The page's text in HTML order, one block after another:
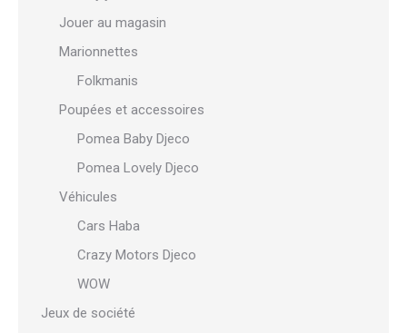
Jouer au magasin
Marionnettes
Folkmanis
Poupées et accessoires
Pomea Baby Djeco
Pomea Lovely Djeco
Véhicules
Cars Haba
Crazy Motors Djeco
WOW
Jeux de société